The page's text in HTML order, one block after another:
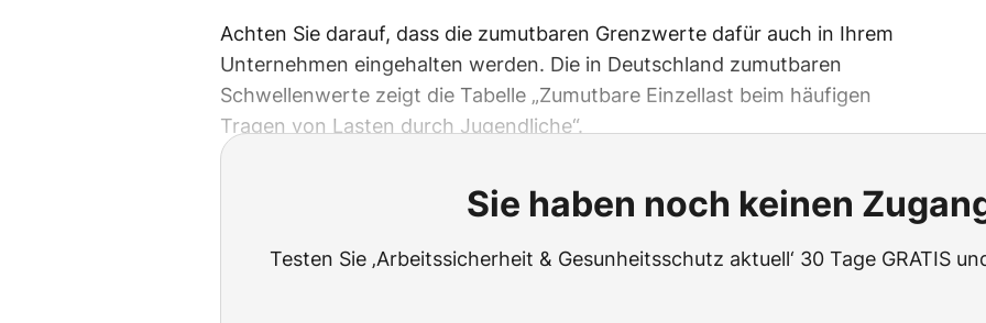
Achten Sie darauf, dass die zumutbaren Grenzwerte dafür auch in Ihrem
Unternehmen eingehalten werden. Die in Deutschland zumutbaren
Schwellenwerte zeigt die Tabelle „Zumutbare Einzellast beim häufigen
Tragen von Lasten durch Jugendliche“.
Sie haben noch keinen
Testen Sie ‚Arbeitssicherheit & Gesunheitsschutz aktuell‘ 30 Tage GRATIS